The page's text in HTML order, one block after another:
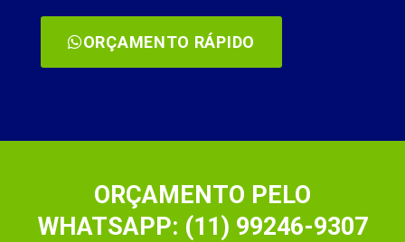
ORÇAMENTO RÁPIDO
ORÇAMENTO PELO
WHATSAPP: (11) 99246-9307